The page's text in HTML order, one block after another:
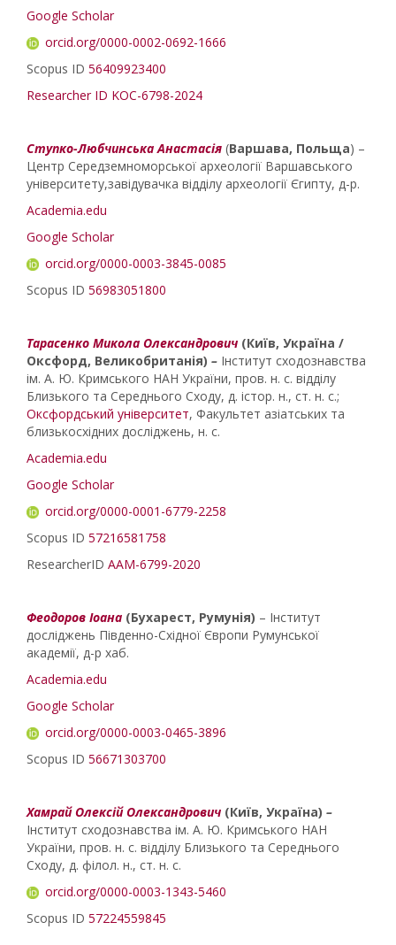
Google Scholar
orcid.org/0000-0002-0692-1666
Scopus ID 56409923400
Researcher ID KOC-6798-2024
Ступко-Любчинська Анастасія (Варшава, Польща) –
Центр Середземноморської археології Варшавського
університету,завідувачка відділу археології Єгипту, д-р.
Academia.edu
Google Scholar
orcid.org/0000-0003-3845-0085
Scopus ID 56983051800
Тарасенко Микола Олександрович (Київ, Україна /
Оксфорд, Великобританія) – Інститут сходознавства
ім. А. Ю. Кримського НАН України, пров. н. с. відділу
Близького та Середнього Сходу, д. істор. н., ст. н. с.;
Оксфордський університет, Факультет азіатських та
близькосхідних досліджень, н. с.
Academia.edu
Google Scholar
orcid.org/0000-0001-6779-2258
Scopus ID 57216581758
ResearcherID AAM-6799-2020
Феодоров Іоана (Бухарест, Румунія) – Інститут
досліджень Південно-Східної Європи Румунської
академії, д-р хаб.
Academia.edu
Google Scholar
orcid.org/0000-0003-0465-3896
Scopus ID 56671303700
Хамрай Олексій Олександрович (Київ, Україна) –
Інститут сходознавства ім. А. Ю. Кримського НАН
України, пров. н. с. відділу Близького та Середнього
Сходу, д. філол. н., ст. н. с.
orcid.org/0000-0003-1343-5460
Scopus ID 57224559845